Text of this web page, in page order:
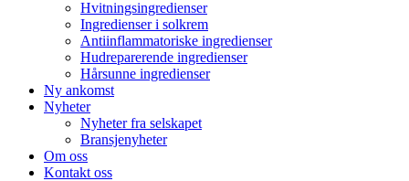
Hvitningsingredienser
Ingredienser i solkrem
Antiinflammatoriske ingredienser
Hudreparerende ingredienser
Hårsunne ingredienser
Ny ankomst
Nyheter
Nyheter fra selskapet
Bransjenyheter
Om oss
Kontakt oss